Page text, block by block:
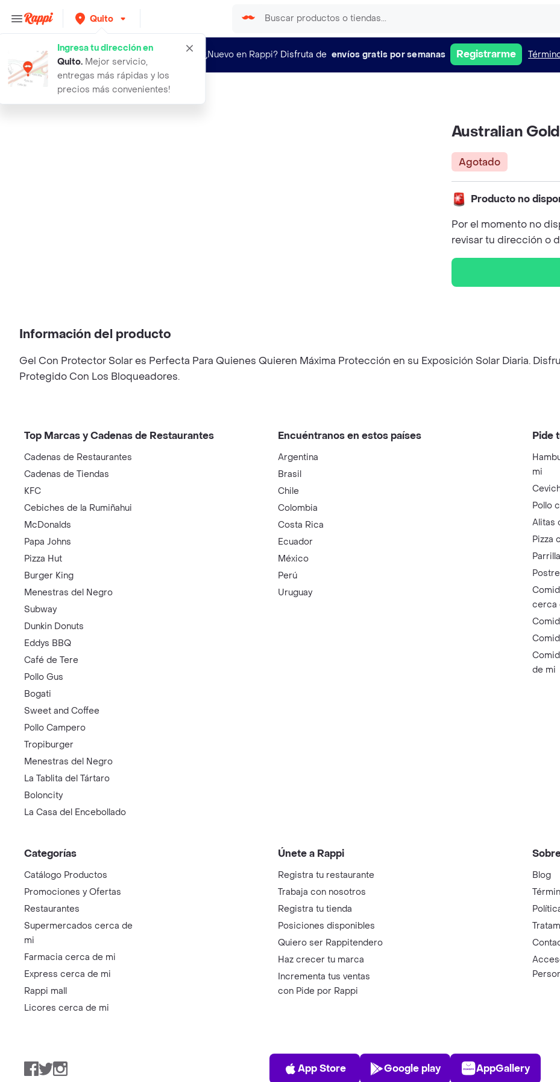
Quito
Ingresa tu dirección en
Quito. Mejor servicio,
entregas más rápidas y los
precios más convenientes!
¿Nuevo en Rappi? Disfruta de envíos gratis por semanas Registrarme
australian gold protector solar en
Australian
Agotado
Producto no
Por el momento no
revisar tu dirección o
Información del producto
Gel Con Protector Solar es Perfecta Para Quienes Quieren Máxima Protección en su Exposición Solar Diaria.
Protegido Con Los Bloqueadores.
Top Marcas y Cadenas de Restaurantes
Cadenas de Restaurantes
Cadenas de Tiendas
KFC
Cebiches de la Rumiñahui
McDonalds
Papa Johns
Pizza Hut
Burger King
Menestras del Negro
Subway
Dunkin Donuts
Eddys BBQ
Café de Tere
Pollo Gus
Bogati
Sweet and Coffee
Pollo Campero
Tropiburger
Menestras del Negro
La Tablita del Tártaro
Boloncity
La Casa del Encebollado
Encuéntranos en estos países
Argentina
Brasil
Chile
Colombia
Costa Rica
Ecuador
México
Perú
Uruguay
Pide
mi
Pollo
Alitas
Pizza
cerca
de mi
Categorías
Catálogo Productos
Promociones y Ofertas
Restaurantes
Supermercados cerca de
mi
Farmacia cerca de mi
Express cerca de mi
Rappi mall
Licores cerca de mi
Únete a Rappi
Registra tu restaurante
Trabaja con nosotros
Registra tu tienda
Posiciones disponibles
Quiero ser Rappitendero
Haz crecer tu marca
Incrementa tus ventas
con Pide por Rappi
Blog
Facebook
TwitterInstagram
App Store
App Store
Play Store
Google play
AppGallery
AppGallery